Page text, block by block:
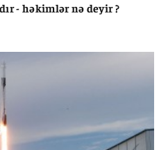
- həkimlər nə deyir ?